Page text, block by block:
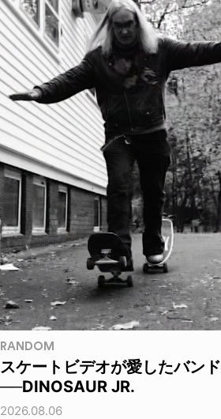
RANDOM
スケートビデオが愛したバンド
──DINOSAUR JR.
2026.08.06